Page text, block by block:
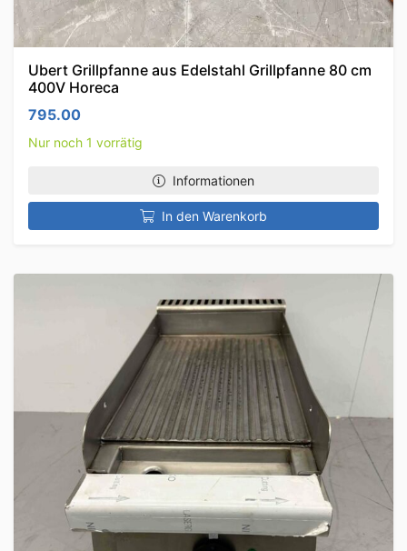
Ubert Grillpfanne aus Edelstahl Grillpfanne 80 cm
400V Horeca
795.00
Nur noch 1 vorrätig
Informationen
In den Warenkorb